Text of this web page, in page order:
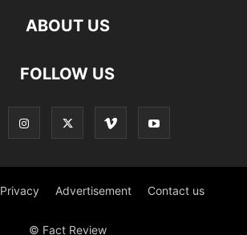
ABOUT US
FOLLOW US
Privacy Advertisement Contact us
© Fact Review